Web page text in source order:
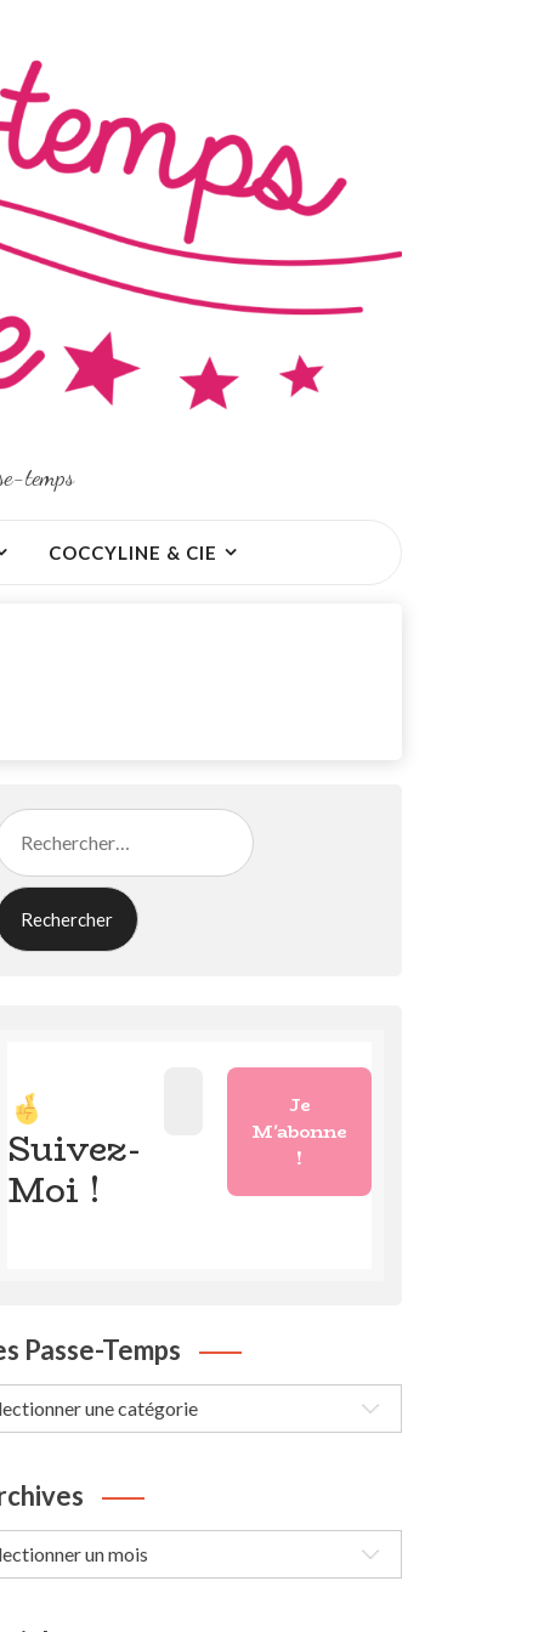
temps
COCCYLINE & CIE
Rechercher :
Suivez-
Moi !
Passe-Temps